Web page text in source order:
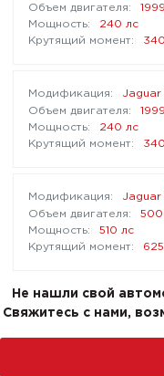
240 лс
240 лс
Jaguar
510 лс
Не нашли свой
Свяжитесь с нами,